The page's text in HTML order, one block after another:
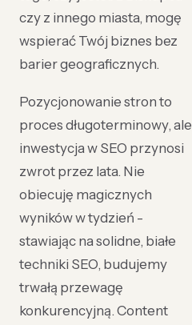
czy z innego miasta, mogę
wspierać Twój biznes bez
barier geograficznych.
Pozycjonowanie stron to
proces długoterminowy, ale
inwestycja w SEO przynosi
zwrot przez lata. Nie
obiecuję magicznych
wyników w tydzień -
stawiając na solidne, białe
techniki SEO, budujemy
trwałą przewagę
konkurencyjną. Content